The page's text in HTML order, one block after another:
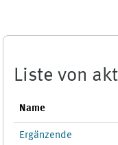
Liste von
Name
Ergänzende